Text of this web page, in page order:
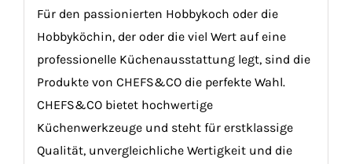
Für den passionierten Hobbykoch oder die
Hobbyköchin, der oder die viel Wert auf eine
professionelle Küchenausstattung legt, sind die
Produkte von CHEFS&CO die perfekte Wahl.
CHEFS&CO bietet hochwertige
Küchenwerkzeuge und steht für erstklassige
Qualität, unvergleichliche Wertigkeit und die